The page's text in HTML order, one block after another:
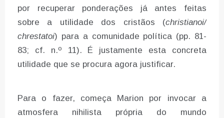
por recuperar ponderações já antes feitas
sobre a utilidade dos cristãos (christianoi/
chrestatoi) para a comunidade política (pp. 81-
83; cf. n.º 11). É justamente esta concreta
utilidade que se procura agora justificar.
Para o fazer, começa Marion por invocar a
atmosfera nihilista própria do mundo